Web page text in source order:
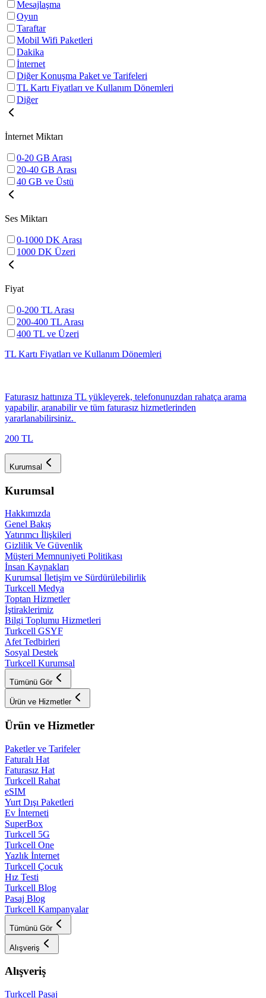
Mesajlaşma
Oyun
Taraftar
Mobil Wifi Paketleri
Dakika
İnternet
Diğer Konuşma Paket ve Tarifeleri
TL Kartı Fiyatları ve Kullanım Dönemleri
Diğer
İnternet Miktarı
0-20 GB Arası
20-40 GB Arası
40 GB ve Üstü
Ses Miktarı
0-1000 DK Arası
1000 DK Üzeri
Fiyat
0-200 TL Arası
200-400 TL Arası
400 TL ve Üzeri
TL Kartı Fiyatları ve Kullanım Dönemleri
​​​​Faturasız hattınıza TL yükleyerek, telefonunuzdan rahatça arama
yapabilir, aranabilir ve tüm faturasız hizmetlerinden
yararlanabilirsiniz. ​
200 TL
Kurumsal
Kurumsal
Hakkımızda
Genel Bakış
Yatırımcı İlişkileri
Gizlilik Ve Güvenlik
Müşteri Memnuniyeti Politikası
İnsan Kaynakları
Kurumsal İletişim ve Sürdürülebilirlik
Turkcell Medya
Toptan Hizmetler
İştiraklerimiz
Bilgi Toplumu Hizmetleri
Turkcell GSYF
Afet Tedbirleri
Sosyal Destek
Turkcell Kurumsal
Tümünü Gör
Ürün ve Hizmetler
Ürün ve Hizmetler
Paketler ve Tarifeler
Faturalı Hat
Faturasız Hat
Turkcell Rahat
eSIM
Yurt Dışı Paketleri
Ev İnterneti
SuperBox
Turkcell 5G
Turkcell One
Yazlık İnternet
Turkcell Çocuk
Hız Testi
Turkcell Blog
Pasaj Blog
Turkcell Kampanyalar
Tümünü Gör
Alışveriş
Alışveriş
Turkcell Pasaj